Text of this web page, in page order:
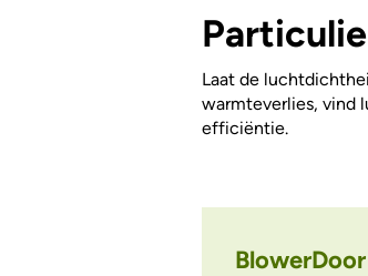
Laat de
warmteverlies, vind
efficiëntie.